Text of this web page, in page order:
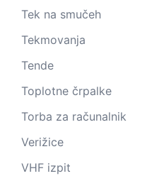
Tek na smučeh
Tekmovanja
Tende
Toplotne črpalke
Torba za računalnik
Verižice
VHF izpit